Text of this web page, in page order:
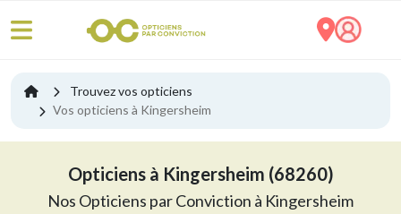
Trouvez vos opticiens
Vos opticiens à Kingersheim
Opticiens à Kingersheim (68260)
Nos Opticiens par Conviction à Kingersheim